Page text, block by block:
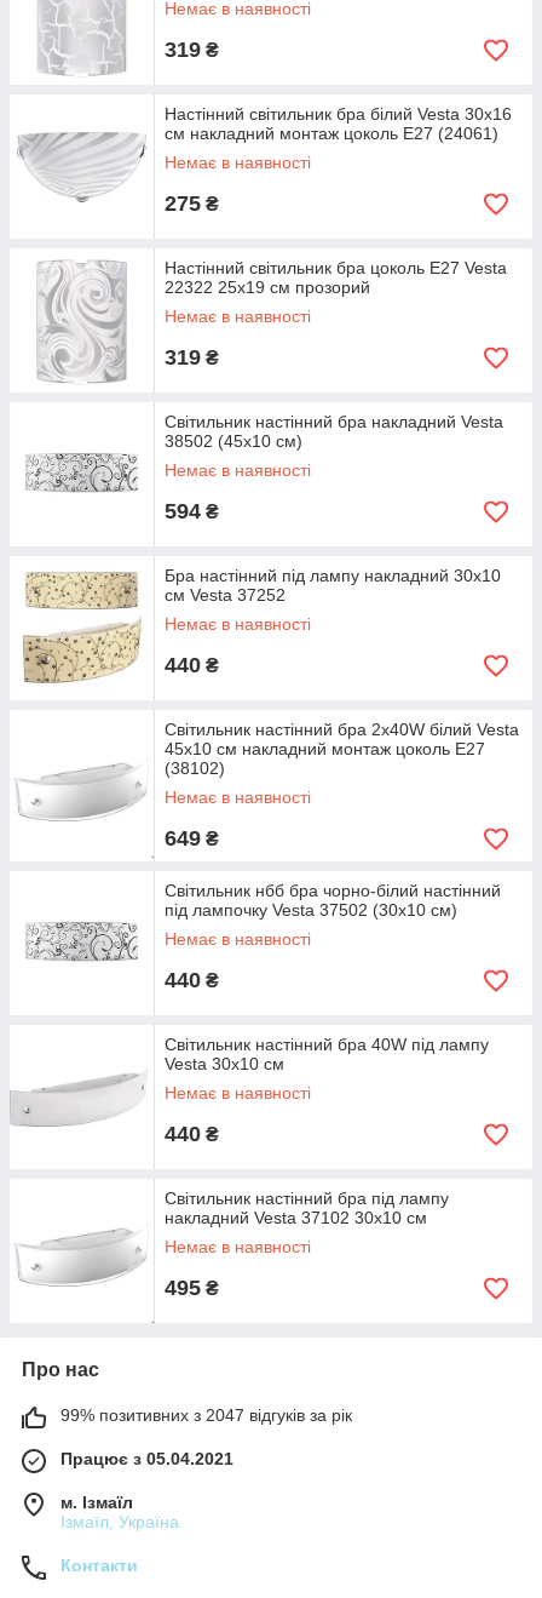
Немає в наявності
319 ₴
Настінний світильник бра білий Vesta 30х16
см накладний монтаж цоколь Е27 (24061)
Немає в наявності
275 ₴
Настінний світильник бра цоколь Е27 Vesta
22322 25х19 см прозорий
Немає в наявності
319 ₴
Світильник настінний бра накладний Vesta
38502 (45х10 см)
Немає в наявності
594 ₴
Бра настінний під лампу накладний 30х10
см Vesta 37252
Немає в наявності
440 ₴
Світильник настінний бра 2х40W білий Vesta
45х10 см накладний монтаж цоколь Е27
(38102)
Немає в наявності
649 ₴
Світильник нбб бра чорно-білий настінний
під лампочку Vesta 37502 (30х10 см)
Немає в наявності
440 ₴
Світильник настінний бра 40W під лампу
Vesta 30х10 см
Немає в наявності
440 ₴
Світильник настінний бра під лампу
накладний Vesta 37102 30х10 см
Немає в наявності
495 ₴
Про нас
99% позитивних з 2047 відгуків за рік
Працює з 05.04.2021
м. Ізмаїл
Ізмаїл, Україна
Контакти